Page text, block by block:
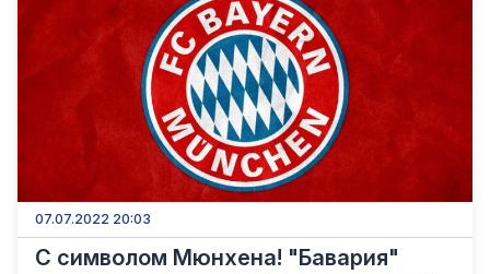
07.07.2022 20:03
С символом Мюнхена! "Бавария"